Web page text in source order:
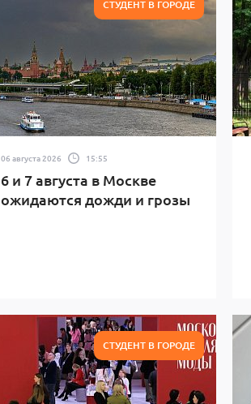
СТУДЕНТ В ГОРОДЕ
06 августа 2026 15:55
6 и 7 августа в Москве
ожидаются дожди и грозы
СТУДЕНТ В ГОРОДЕ